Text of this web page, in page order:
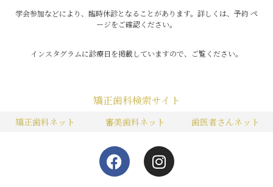
学会参加などにより、臨時休診となることがあります。詳しくは、予約 ペ
ージをご確認ください。
インスタグラムに診療日を掲載していますので、ご覧ください。
矯正歯科検索サイト
矯正歯科ネット 審美歯科ネット 歯医者さんネット
F
a
I
n